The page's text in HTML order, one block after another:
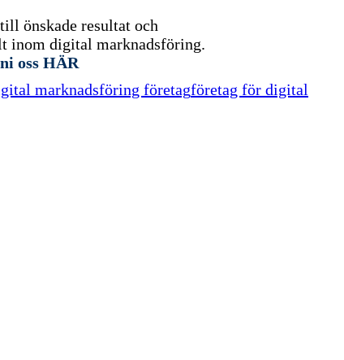
önskade resultat och
inom digital marknadsföring.
oss HÄR
marknadsföring företagföretag för digital